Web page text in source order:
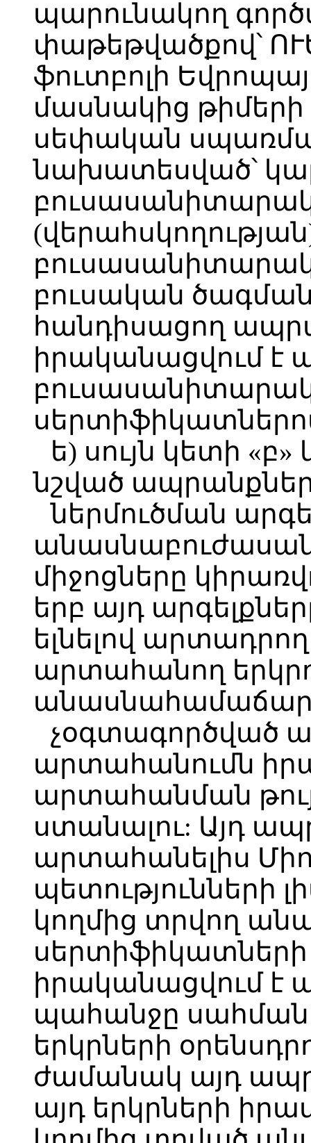
պարունակող
փաթեթվածքով՝
ֆուտբոլի
մասնակից
սեփական
նախատեսված՝
բուսական
հանդիսացող
իրականացվում է
ե) սույն կետի
նշված
ներմուծման
միջոցները
երբ այդ
ելնելով
արտահանող
չօգտագործված
արտահանումն
արտահանման
ստանալու: Այդ
արտահանելիս
պետությունների
կողմից տրվող
իրականացվում է
պահանջը
երկրների
ժամանակ այդ
այդ երկրների